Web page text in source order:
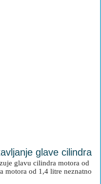
glave cilindra
glavu cilindra motora od
motora od 1,4 litre neznatno